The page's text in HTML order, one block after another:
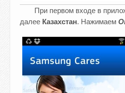
При первом входе в
далее Казахстан. Нажимаем